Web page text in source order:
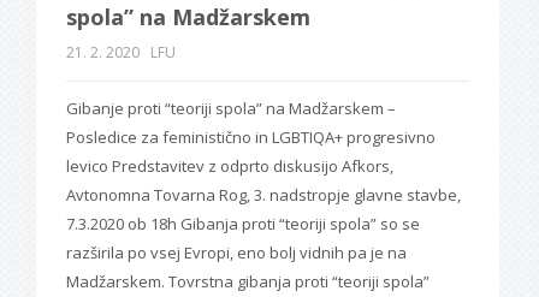
spola” na Madžarskem
21. 2. 2020 LFU
Gibanje proti “teoriji spola” na Madžarskem –
Posledice za feministično in LGBTIQA+ progresivno
levico Predstavitev z odprto diskusijo Afkors,
Avtonomna Tovarna Rog, 3. nadstropje glavne stavbe,
7.3.2020 ob 18h Gibanja proti “teoriji spola” so se
razširila po vsej Evropi, eno bolj vidnih pa je na
Madžarskem. Tovrstna gibanja proti “teoriji spola”